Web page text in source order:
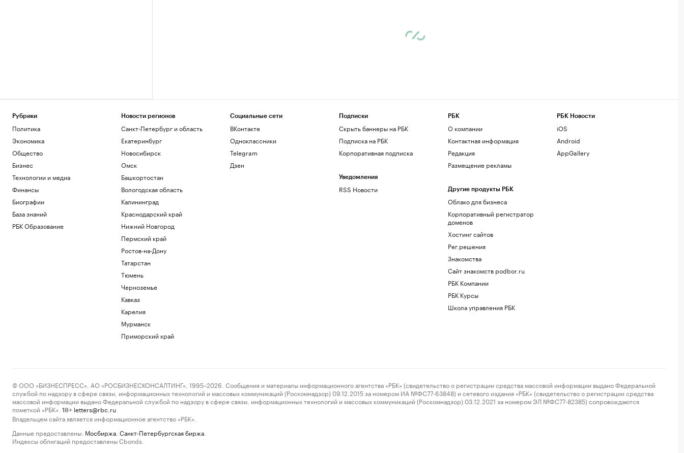
Рубрики
Политика
Экономика
Общество
Бизнес
Технологии и медиа
Финансы
Биографии
База знаний
РБК Образование
Новости регионов
Санкт-Петербург и область
Екатеринбург
Новосибирск
Омск
Башкортостан
Вологодская область
Калининград
Краснодарский край
Нижний Новгород
Пермский край
Ростов-на-Дону
Татарстан
Тюмень
Черноземье
Кавказ
Карелия
Мурманск
Приморский край
Социальные сети
ВКонтакте
Одноклассники
Telegram
Дзен
Подписки
Скрыть баннеры на РБК
Подписка на РБК
Корпоративная подписка
Уведомления
RSS Новости
РБК
О компании
Контактная информация
Редакция
Размещение рекламы
Другие продукты РБК
Облако для бизнеса
Корпоративный регистратор
доменов
Хостинг сайтов
Рег.решения
Знакомства
Сайт знакомств podbor.ru
РБК Компании
РБК Курсы
Школа управления РБК
РБК Новости
iOS
Android
AppGallery
© ООО «БИЗНЕСПРЕСС», АО «РОСБИЗНЕСКОНСАЛТИНГ», 1995–2026. Сообщения и материалы информационного агентства «РБК» (свидетельство о регистрации средства массовой информации выдано Федеральной
службой по надзору в сфере связи, информационных технологий и массовых коммуникаций (Роскомнадзор) 09.12.2015 за номером ИА №ФС77-63848) и сетевого издания «РБК» (свидетельство о регистрации средства
массовой информации выдано Федеральной службой по надзору в сфере связи, информационных технологий и массовых коммуникаций (Роскомнадзор) 03.12.2021 за номером ЭЛ №ФС77-82385) сопровождаются
пометкой «РБК».
18+ letters@rbc.ru
Владельцем сайта является информационное агентство «РБК».
Данные предоставлены: Мосбиржа Санкт-Петербургская биржа
Индексы облигаций предоставлены Cbonds.